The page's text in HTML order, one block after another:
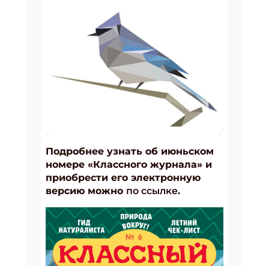
Подробнее узнать об июньском
номере «Классного журнала» и
приобрести его электронную
версию можно по ссылке.